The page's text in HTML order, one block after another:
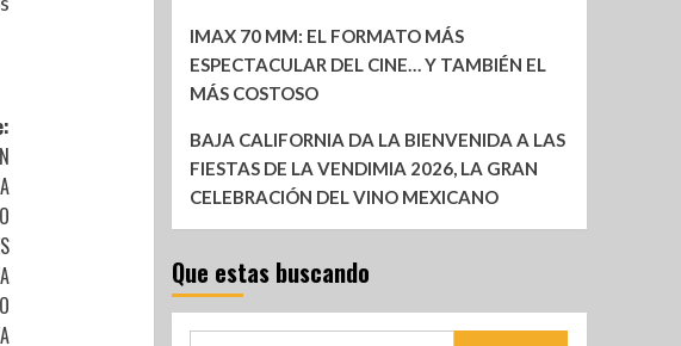
IMAX 70 MM: EL FORMATO MÁS
ESPECTACULAR DEL CINE… Y TAMBIÉN EL
MÁS COSTOSO
BAJA CALIFORNIA DA LA BIENVENIDA A LAS
FIESTAS DE LA VENDIMIA 2026, LA GRAN
CELEBRACIÓN DEL VINO MEXICANO
Que estas buscando